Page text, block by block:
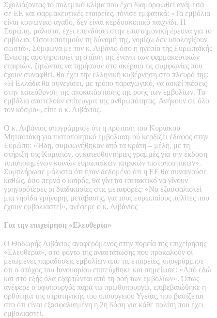
Σχολιάζοντας το πολεμικό κλίμα που έχει διαμορφωθεί ανάμεσα
σε ΕΕ και φαρμακευτικές εταιρείες, τόνισε εμφατικά: «Τα εμβόλια
είναι κοινωνικό αγαθό, δεν είναι κερδοσκοπικό παιχνίδι. Η
Ευρώπη, μάλιστα, έχει επενδύσει στην επιστημονική έρευνα για το
εμβόλιο. Όσοι υποτιμούν τη δύναμή της, νομίζω δεν υπολογίζουν
σωστά». Σύμφωνα με τον κ. Λιβάνιο όσο η ηγεσία της Ευρωπαϊκής
Ένωσης αυστηροποιεί τη στάση της έναντι των φαρμακευτικών
εταιριών, ζητώντας να τηρήσουν στο ακέραιο τις συμφωνίες που
έχουν συναφθεί, θα έχει την ελληνική κυβέρνηση στο πλευρό της:
«Η Ελλάδα θα συνεχίσει, με τρόπο παραγωγικό, να ασκεί πιέσεις
στην κατεύθυνση της αποκατάστασης της ροής των εμβολίων. Τα
εμβόλια αποτελούν επίτευγμα της ανθρωπότητας. Ανήκουν σε όλο
τον κόσμο», είπε ο κ. Λιβάνιος.
Ο κ. Λιβάνιος υπογράμμισε ότι η πρόταση του Κυριάκου
Μητσοτάκη για πιστοποιητικό εμβολιασμού κερδίζει έδαφος στην
Ευρώπη: «Ήδη, συμφωνήθηκαν από τα κράτη – μέλη, με τη
στήριξη της Κομισιόν, οι κατευθυντήριες γραμμές για την έκδοση
τυποποιημένων κοινών ευρωπαϊκών ιατρικών πιστοποιητικών».
Συμπλήρωσε μάλιστα ότι ήταν δεδομένο ότι η ΕΕ θα συναινούσε
καθώς, όσο περνά ο καιρός, θα γίνεται επιτακτικό να γίνουν
γρηγορότερες οι διαδικασίες στις μεταφορές: «Να εξασφαλιστεί
μια νησίδα γρήγορης μετάβασης, για τους ευρωπαίους πολίτες που
έχουν εμβολιαστεί», ανέφερε ο κ. Λιβάνιος
Για την επιχείρηση «Ελευθερία»
Ο Θοδωρής Λιβάνιος αναφερόμενος στην πορεία της επιχείρησης
«Ελευθερία», στο φόντο της αναστάτωσης που προκαλούν οι
μειωμένες παραδόσεις εμβολίων από τις εταιρείες, υπογράμμισε
ότι ο στόχος του Ιανουαρίου επιτεύχθηκε και σημείωσε: «Από εδώ
και στο εξής όλα εξαρτώνται από τη ροή των εμβολίων». Όπως
ανέφερε ο υφυπουργός παρά τω πρωθυπουργώ, επιβεβαιώθηκε η
ορθότητα της στρατηγικής του υπουργείου Υγείας, που βασίζεται
στο ότι είναι εξασφαλισμένη η 2η δόση για κάθε πολίτη που έχει
εμβολιαστεί.